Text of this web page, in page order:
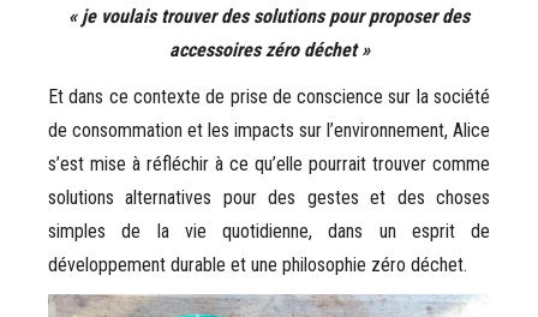
« je voulais trouver des solutions pour proposer des
accessoires zéro déchet »
Et dans ce contexte de prise de conscience sur la société
de consommation et les impacts sur l’environnement, Alice
s’est mise à réfléchir à ce qu’elle pourrait trouver comme
solutions alternatives pour des gestes et des choses
simples de la vie quotidienne, dans un esprit de
développement durable et une philosophie zéro déchet.